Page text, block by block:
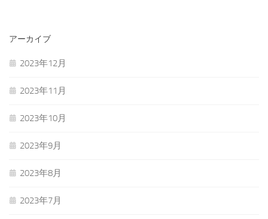
アーカイブ
2023年12月
2023年11月
2023年10月
2023年9月
2023年8月
2023年7月